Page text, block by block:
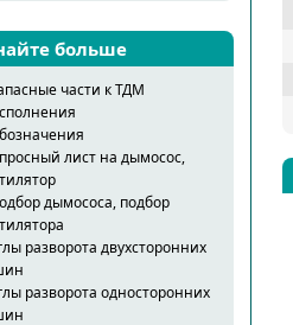
больше
части к ТДМ
лист на дымосос,
дымососа, подбор
разворота двухсторонних
разворота односторонних